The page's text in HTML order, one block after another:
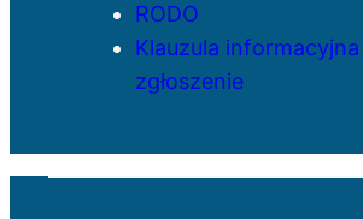
RODO
Klauzula
zgłoszenie